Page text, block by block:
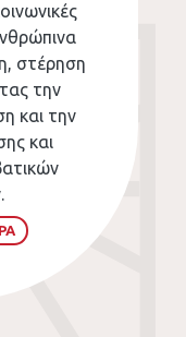
στέρηση
την
και την
και